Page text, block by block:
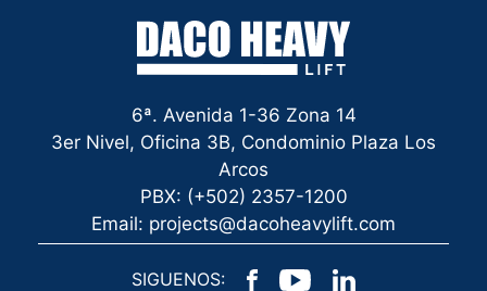
6ª. Avenida 1-36 Zona 14
3er Nivel, Oficina 3B, Condominio Plaza Los
Arcos
PBX: (+502) 2357-1200
Email: projects@dacoheavylift.com
SIGUENOS: